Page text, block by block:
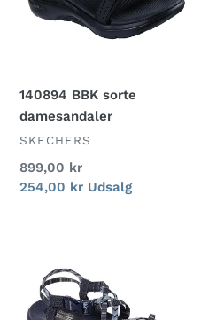
140894 BBK sorte
damesandaler
FORHANDLER
SKECHERS
Normalpris
899,00 kr
Udsalgspris
254,00 kr Udsalg
Navy
Damesandal